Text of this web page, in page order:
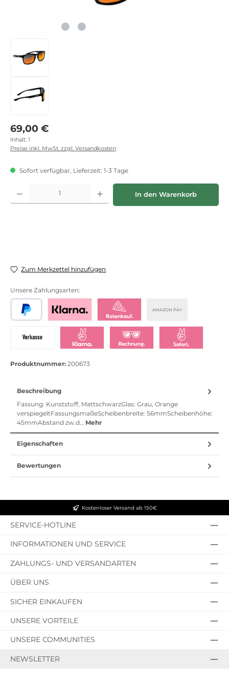
Regulärer Preis:
69,00 €
Inhalt: 1
Preise inkl. MwSt. zzgl. Versandkosten
Sofort verfügbar, Lieferzeit: 1-3 Tage
Produkt Anzahl: Gib den gewünschten Wert ein oder benutze die
In den Warenkorb
Zum Merkzettel hinzufügen
Unsere Zahlungsarten:
AMAZON PAY
Bezahlen mit KlarnaKlarna Ratenkauf
Produktnummer: 200673
Beschreibung
Fassung: Kunststoff, MattschwarzGlas: Grau, Orange
verspiegeltFassungsmaßeScheibenbreite: 56mmScheibenhöhe:
45mmAbstand zw.d… Mehr
Eigenschaften
Bewertungen
Kostenloser Versand ab 150€
SERVICE-HOTLINE
INFORMATIONEN UND SERVICE
ZAHLUNGS- UND VERSANDARTEN
ÜBER UNS
SICHER EINKAUFEN
UNSERE VORTEILE
UNSERE COMMUNITIES
NEWSLETTER